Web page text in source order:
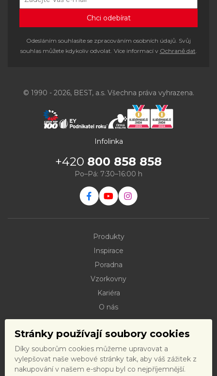
Stránky používají soubory cookies
Díky souborům cookies můžeme upravovat a
vylepšovat naše webové stránky tak, aby váš zážitek z
nakupování v našem e-shopu byl co nejpříjemnější.
Odesláním souhlasíte se zpracováním osobních údajů. Svůj
souhlas můžete kdykoliv odvolat. Více informací v Ochraně dat.
© 1990 - 2026, BEST, a.s. Všechna práva vyhrazena.
Infolinka
+420 800 858 858
Po–Pá: 7:30–16:00 h
Produkty
Inspirace
Poradna
Vzorkovny
Kariéra
O nás
Dokumenty ke stažení
Doprava
Reklamační řád